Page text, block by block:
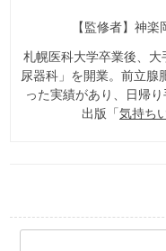
【監修者】神
札幌医科大学卒業後、
尿器科」を開業。前立腺
った実績があり、日帰
出版「気持ち